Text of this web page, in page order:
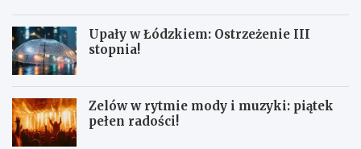
Upały w Łódzkiem: Ostrzeżenie III
stopnia!
Zelów w rytmie mody i muzyki: piątek
pełen radości!